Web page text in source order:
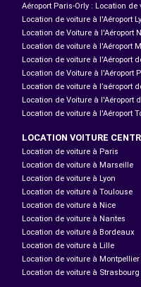
Aéroport Paris-Orly : Location
Location de voiture à l'Aéroport
Location de Voiture à l'Aéroport
Location de voiture à l'Aéroport
Location de voiture à l'Aéroport
Location de Voiture à l'Aéroport
Location de voiture à l’aéroport
Location de Voiture à l'Aéroport
Location de voiture à l'Aéroport
LOCATION VOITURE
Location de voiture à Paris
Location de voiture à Marseille
Location de voiture à Lyon
Location de voiture à Toulouse
Location de voiture à Nice
Location de voiture à Nantes
Location de voiture à Bordeaux
Location de voiture à Lille
Location de voiture à Montpellier
Location de voiture à Strasbourg